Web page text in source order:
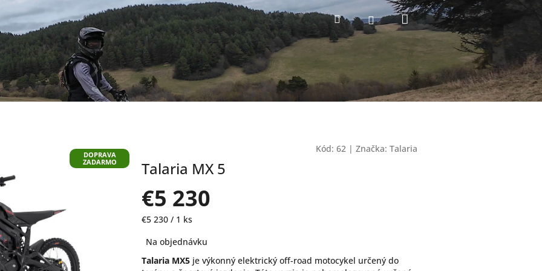
HľadaťPrihlásenieNákupný
košík
DOPRAVA
ZADARMO
Kód: 62 | Značka: Talaria
Talaria MX 5
€5 230
Jednotková
€5 230 / 1 ks
Na objednávku
Talaria MX5 je výkonný elektrický off-road motocykel určený do